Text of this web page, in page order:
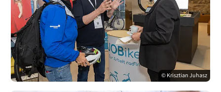
© Krisztian Juhasz